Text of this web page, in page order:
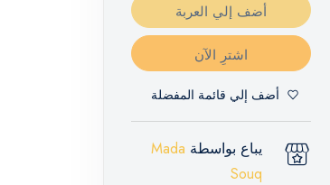
أضف إلي العربة
اشترِ الآن
أضف إلي قائمة المفضلة
يباع بواسطة Mada
Souq